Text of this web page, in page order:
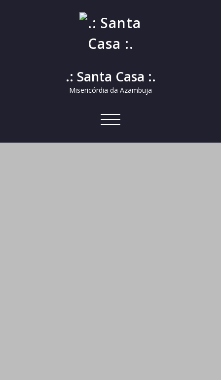
.: Santa Casa :.
Misericórdia da Azambuja
Alternar
navegação